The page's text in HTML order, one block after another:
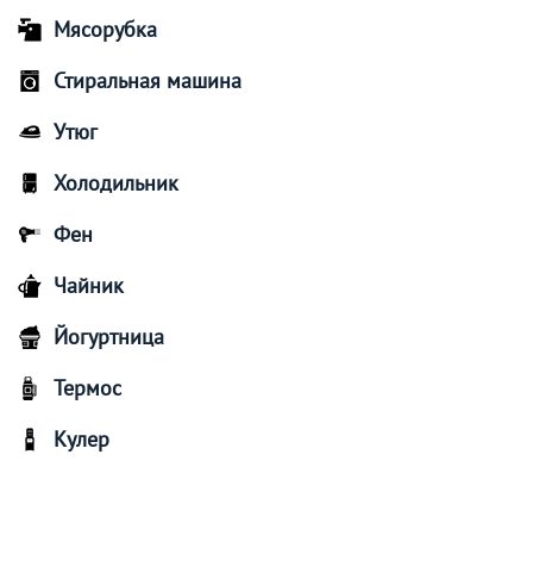
Мясорубка
Стиральная машина
Утюг
Холодильник
Фен
Чайник
Йогуртница
Термос
Кулер